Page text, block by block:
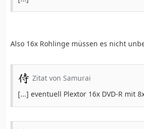
Also 16x Rohlinge müssen es nicht
Zitat von Samurai
[...] eventuell Plextor 16x DVD-R mit